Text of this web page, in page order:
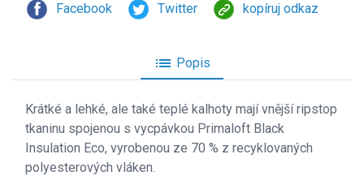
Facebook Twitter kopíruj odkaz
list Popis
Krátké a lehké, ale také teplé kalhoty mají vnější ripstop
tkaninu spojenou s vycpávkou Primaloft Black
Insulation Eco, vyrobenou ze 70 % z recyklovaných
polyesterových vláken.